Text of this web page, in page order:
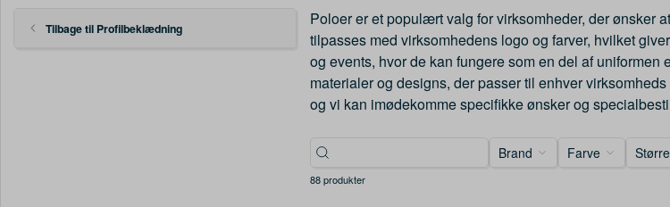
Tilbage til Profilbeklædning
Poloer er et populært valg for virksomheder, der ønsker
tilpasses med virksomhedens logo og farver, hvilket
og events, hvor de kan fungere som en del af
materialer og designs, der passer til enhver
og vi kan imødekomme specifikke ønsker og
Brand Farve
88 produkter